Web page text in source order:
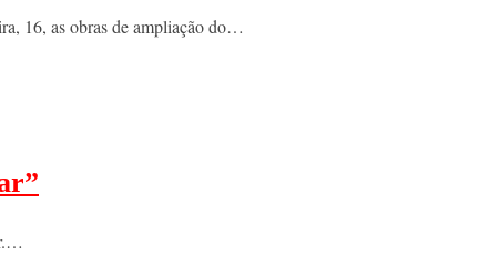
16, as obras de ampliação do…